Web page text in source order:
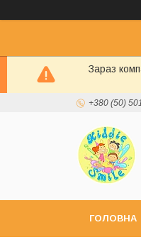
Зараз
+380 (50)
ГОЛОВНА